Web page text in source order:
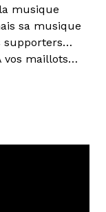
musique
sa musique
supporters…
vos maillots…